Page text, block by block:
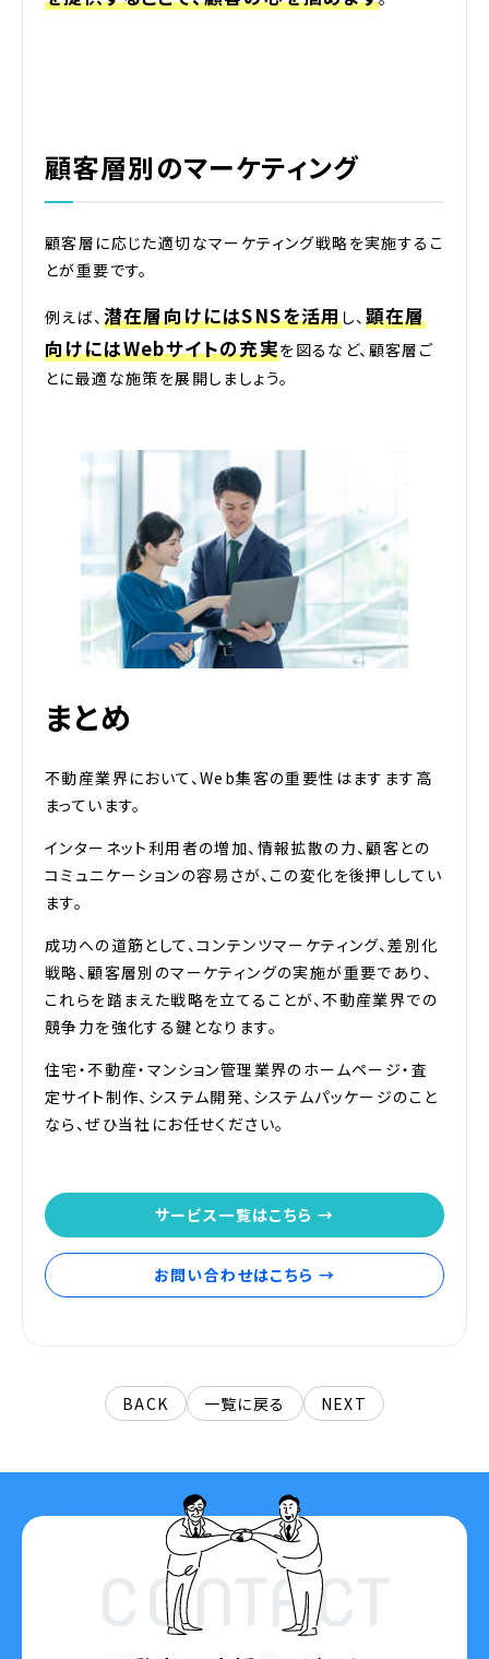
顧客層別のマーケティング
顧客層に応じた適切なマーケティング戦略を実施するこ
とが重要です。
例えば、 潜在層向けにはSNSを活用し、 顕在層
向けにはWebサイトの充実を図るなど、顧客層ご
とに最適な施策を展開しましょう。
まとめ
不動産業界において、Web集客の重要性はますます高
まっています。
インターネット利用者の増加、情報拡散の力、顧客との
コミュニケーションの容易さが、この変化を後押ししてい
ます。
成功への道筋として、コンテンツマーケティング、差別化
戦略、顧客層別のマーケティングの実施が重要であり、
これらを踏まえた戦略を立てることが、不動産業界での
競争力を強化する鍵となります。
住宅・不動産・マンション管理業界のホームページ・査
定サイト制作、システム開発、システムパッケージのこと
なら、ぜひ当社にお任せください。
サービス一覧はこちら →
お問い合わせはこちら →
BACK 一覧に戻る NEXT
CONTACT